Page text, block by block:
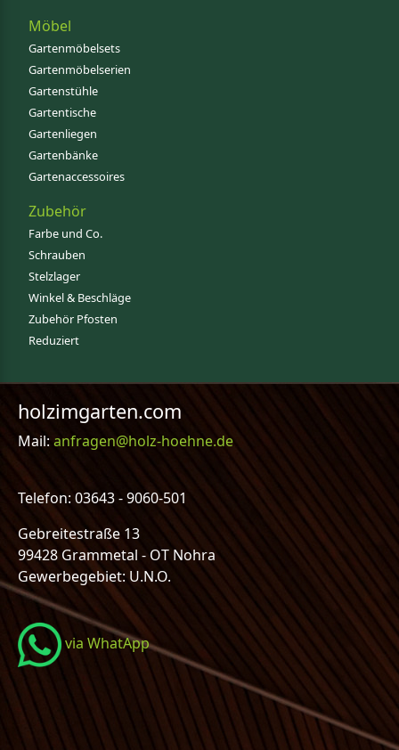
Möbel
Gartenmöbelsets
Gartenmöbelserien
Gartenstühle
Gartentische
Gartenliegen
Gartenbänke
Gartenaccessoires
Zubehör
Farbe und Co.
Schrauben
Stelzlager
Winkel & Beschläge
Zubehör Pfosten
Reduziert
holzimgarten.com
Mail:anfragen@holz-hoehne.de
Telefon: 03643 - 9060-501
Gebreitestraße 13
99428 Grammetal - OT Nohra
Gewerbegebiet: U.N.O.
via WhatApp